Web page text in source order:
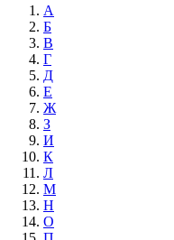
А
Б
В
Г
Д
Е
Ж
З
И
К
Л
М
Н
О